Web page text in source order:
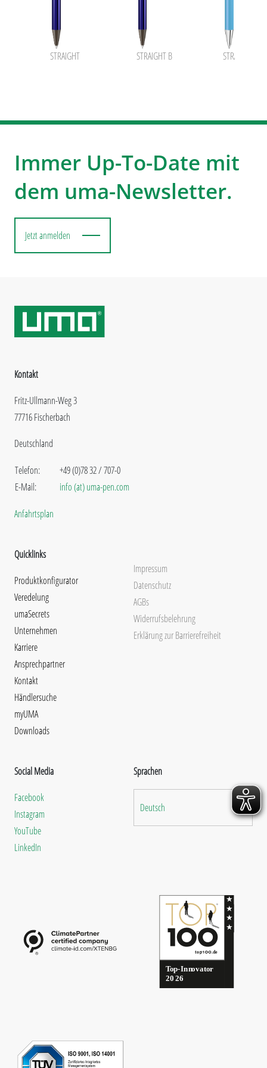
STRAIGHT STRAIGHT B STRAIGHT SI
Immer Up-To-Date mit
dem uma-Newsletter.
Jetzt anmelden
Kontakt
Fritz-Ullmann-Weg 3
77716 Fischerbach
Deutschland
Telefon:
E-Mail:
+49 (0)78 32 / 707-0
info (at) uma-pen.com
Anfahrtsplan
Quicklinks
Produktkonfigurator
Veredelung
umaSecrets
Unternehmen
Karriere
Ansprechpartner
Kontakt
Händlersuche
myUMA
Downloads
Impressum
Datenschutz
AGBs
Widerrufsbelehrung
Erklärung zur Barrierefreiheit
Social Media
Facebook
Instagram
YouTube
LinkedIn
Sprachen
Deutsch